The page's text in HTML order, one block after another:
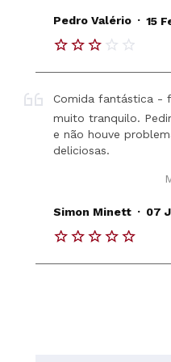
Pedro Valério . 15
Comida fantástica -
muito tranquilo.
e não houve
deliciosas.
Simon Minett . 07